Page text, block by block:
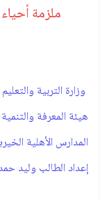
ملزمة
‫ وزارة التربية والتعليم
‫هيئة المعرفة
‫المدارس الأهلية
‫إعداد الطالب ‪ :وليد حمد عبد الرحمن